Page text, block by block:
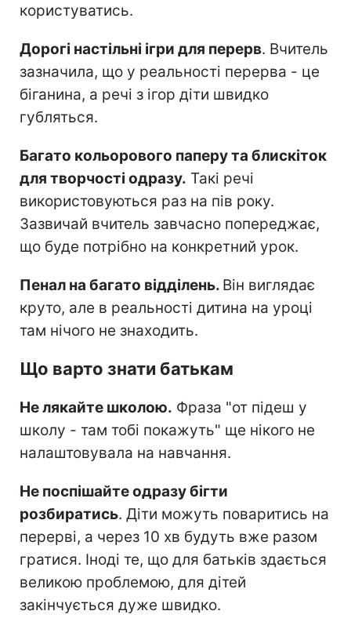
користуватись.
Дорогі настільні ігри для перерв. Вчитель
зазначила, що у реальності перерва - це
біганина, а речі з ігор діти швидко
губляться.
Багато кольорового паперу та блискіток
для творчості одразу. Такі речі
використовуються раз на пів року.
Зазвичай вчитель завчасно попереджає,
що буде потрібно на конкретний урок.
Пенал на багато відділень. Він виглядає
круто, але в реальності дитина на уроці
там нічого не знаходить.
Що варто знати батькам
Не лякайте школою. Фраза "от підеш у
школу - там тобі покажуть" ще нікого не
налаштовувала на навчання.
Не поспішайте одразу бігти
розбиратись. Діти можуть поваритись на
перерві, а через 10 хв будуть вже разом
гратися. Іноді те, що для батьків здається
великою проблемою, для дітей
закінчується дуже швидко.